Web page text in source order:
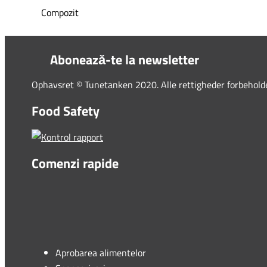
Compozit
Abonează-te la newsletter
Ophavsret © Tunetanken 2020. Alle rettigheder
Food Safety
Comenzi rapide
Aprobarea alimentelor